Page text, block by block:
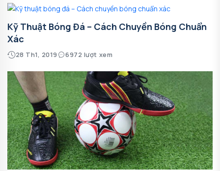
Kỹ Thuật Bóng Đá – Cách Chuyền Bóng Chuẩn
Xác
28 Th1, 2019 6972 lượt xem